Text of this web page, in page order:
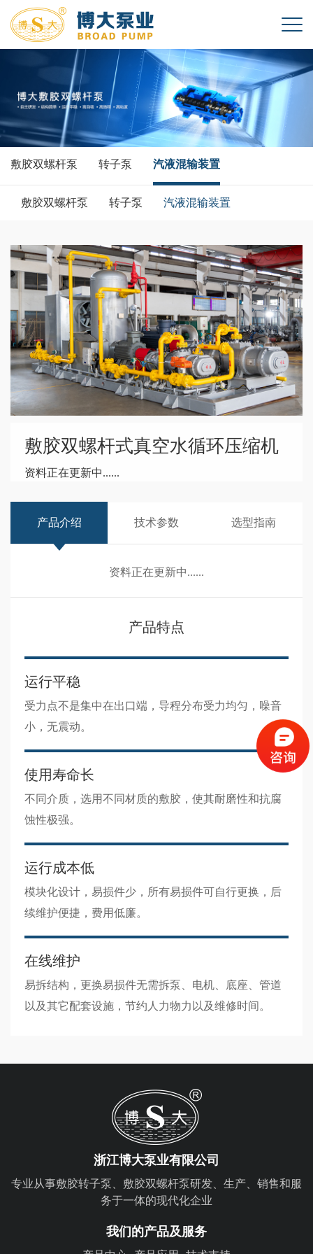
敷胶双螺杆泵 转子泵 汽液混输装置
敷胶双螺杆泵 转子泵 汽液混输装置
敷胶双螺杆式真空水循环压缩机
资料正在更新中......
产品介绍 技术参数 选型指南
资料正在更新中......
产品特点
运行平稳
受力点不是集中在出口端，导程分布受力均匀，噪音
小，无震动。
使用寿命长
不同介质，选用不同材质的敷胶，使其耐磨性和抗腐
蚀性极强。
运行成本低
模块化设计，易损件少，所有易损件可自行更换，后
续维护便捷，费用低廉。
在线维护
易拆结构，更换易损件无需拆泵、电机、底座、管道
以及其它配套设施，节约人力物力以及维修时间。
浙江博大泵业有限公司
专业从事敷胶转子泵、敷胶双螺杆泵研发、生产、销售和服
务于一体的现代化企业
我们的产品及服务